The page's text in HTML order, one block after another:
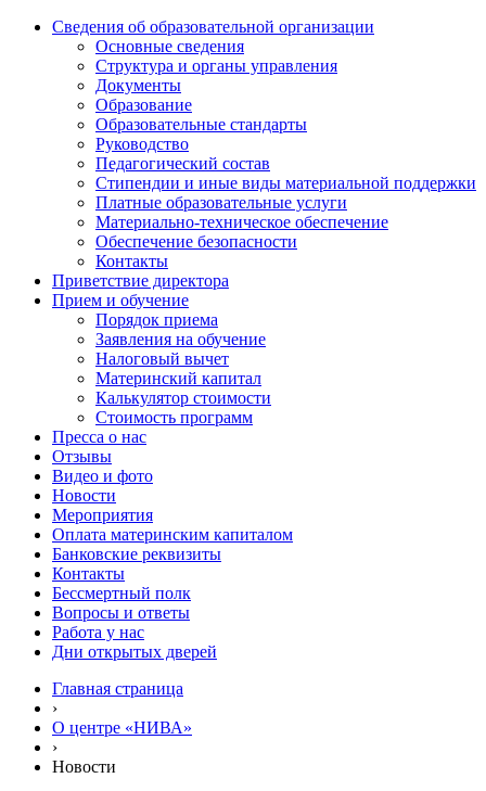
Сведения об образовательной организации
Основные сведения
Структура и органы управления
Документы
Образование
Образовательные стандарты
Руководство
Педагогический состав
Стипендии и иные виды материальной поддержки
Платные образовательные услуги
Материально-техническое обеспечение
Обеспечение безопасности
Контакты
Приветствие директора
Прием и обучение
Порядок приема
Заявления на обучение
Налоговый вычет
Материнский капитал
Калькулятор стоимости
Стоимость программ
Пресса о нас
Отзывы
Видео и фото
Новости
Мероприятия
Оплата материнским капиталом
Банковские реквизиты
Контакты
Бессмертный полк
Вопросы и ответы
Работа у нас
Дни открытых дверей
Главная страница
›
О центре «НИВА»
›
Новости